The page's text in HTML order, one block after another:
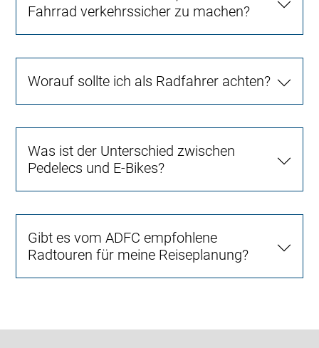
Fahrrad verkehrssicher zu machen?
Worauf sollte ich als Radfahrer achten?
Was ist der Unterschied zwischen
Pedelecs und E-Bikes?
Gibt es vom ADFC empfohlene
Radtouren für meine Reiseplanung?